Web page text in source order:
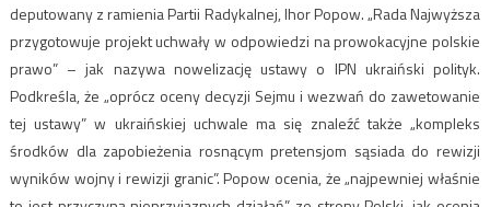
deputowany z ramienia Partii Radykalnej, Ihor Popow. „Rada Najwyższa
przygotowuje projekt uchwały w odpowiedzi na prowokacyjne polskie
prawo” – jak nazywa nowelizację ustawy o IPN ukraiński polityk.
Podkreśla, że „oprócz oceny decyzji Sejmu i wezwań do zawetowanie
tej ustawy” w ukraińskiej uchwale ma się znaleźć także „kompleks
środków dla zapobieżenia rosnącym pretensjom sąsiada do rewizji
wyników wojny i rewizji granic”. Popow ocenia, że „najpewniej właśnie